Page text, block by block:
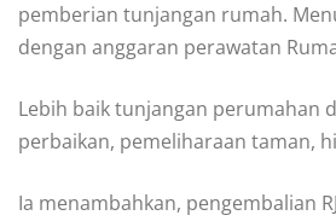
pemberian tunjangan rumah.
dengan anggaran perawatan
Lebih baik tunjangan
perbaikan, pemeliharaan taman,
Ia menambahkan, pengembalian